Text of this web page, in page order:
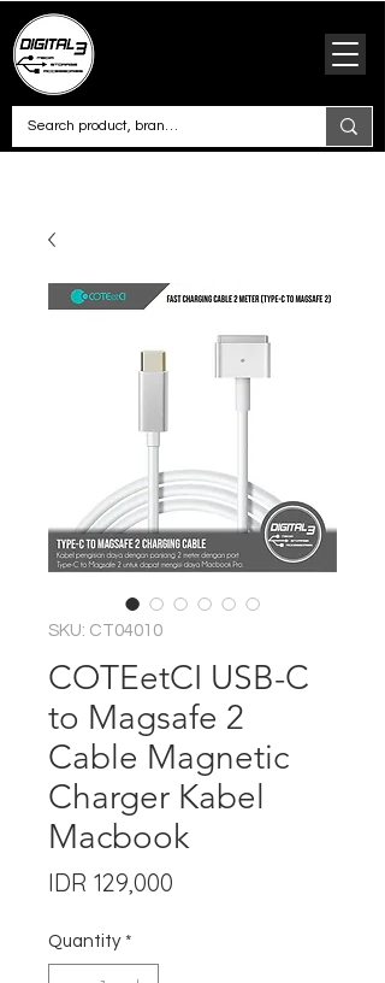
SKU: CT04010
COTEetCI USB-C
to Magsafe 2
Cable Magnetic
Charger Kabel
Macbook
IDR 129,000
Quantity *